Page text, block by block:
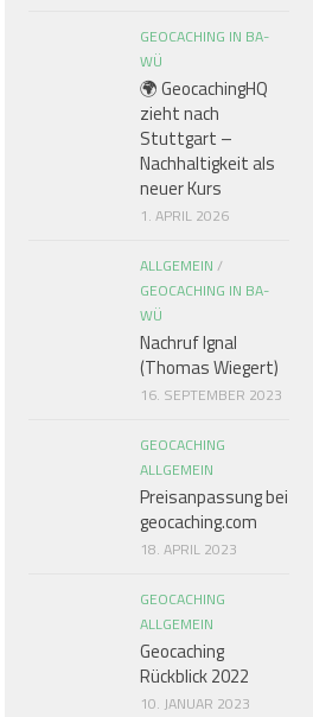
GEOCACHING IN BA-
WÜ
🌍 GeocachingHQ
zieht nach
Stuttgart –
Nachhaltigkeit als
neuer Kurs
1. APRIL 2026
ALLGEMEIN /
GEOCACHING IN BA-
WÜ
Nachruf Ignal
(Thomas Wiegert)
16. SEPTEMBER 2023
GEOCACHING
ALLGEMEIN
Preisanpassung bei
geocaching.com
18. APRIL 2023
GEOCACHING
ALLGEMEIN
Geocaching
Rückblick 2022
10. JANUAR 2023